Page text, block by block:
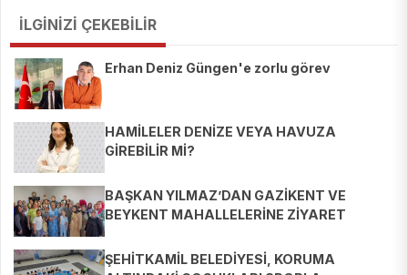
İLGİNİZİ ÇEKEBİLİR
Erhan Deniz Güngen'e zorlu görev
HAMİLELER DENİZE VEYA HAVUZA
GİREBİLİR Mİ?
BAŞKAN YILMAZ’DAN GAZİKENT VE
BEYKENT MAHALLELERİNE ZİYARET
ŞEHİTKAMİL BELEDİYESİ, KORUMA